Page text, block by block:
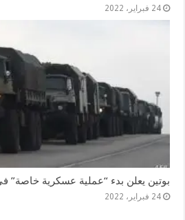
24 فبراير، 2022
بوتين يعلن بدء “عملية عسكرية خاصة”
24 فبراير، 2022